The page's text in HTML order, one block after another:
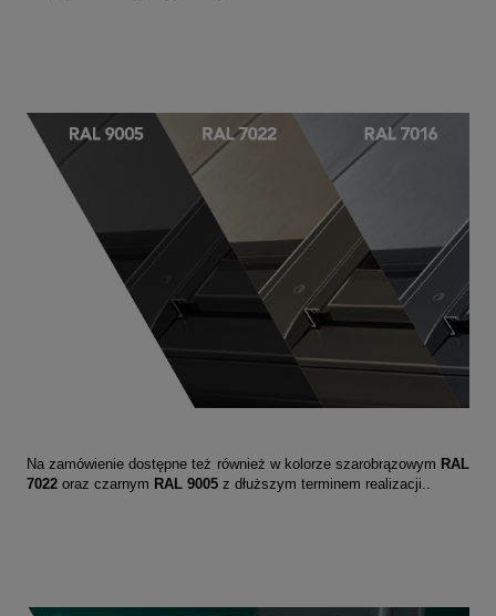
Na zamówienie dostępne też również w kolorze szarobrązowym RAL
7022 oraz czarnym RAL 9005 z dłuższym terminem realizacji..